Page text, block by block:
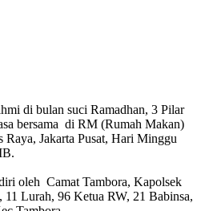
di bulan suci Ramadhan, 3 Pilar
bersama di RM (Rumah Makan)
Jakarta Pusat, Hari Minggu
oleh Camat Tambora, Kapolsek
11 Lurah, 96 Ketua RW, 21 Babinsa,